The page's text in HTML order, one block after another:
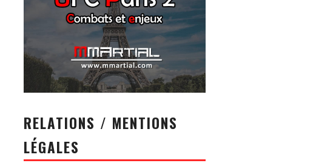
RELATIONS / MENTIONS
LÉGALES